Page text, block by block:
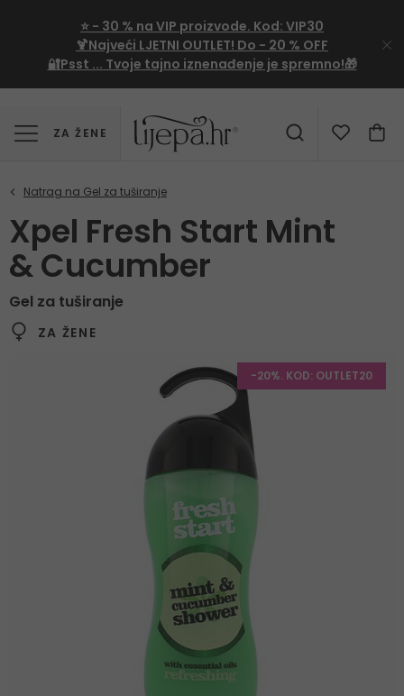
⭐ - 30 % na VIP proizvode. Kod: VIP30
🍹Najveći LJETNI OUTLET! Do - 20 % OFF
🔐Psst ... Tvoje tajno iznenađenje je spremno!🎁
ZA ŽENE
Xpel Fresh Start Mint
& Cucumber
Gel za tuširanje
ZA ŽENE
-20%. KOD: OUTLET20